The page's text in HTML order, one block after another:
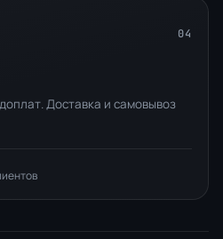
04
Доставка и самовывоз